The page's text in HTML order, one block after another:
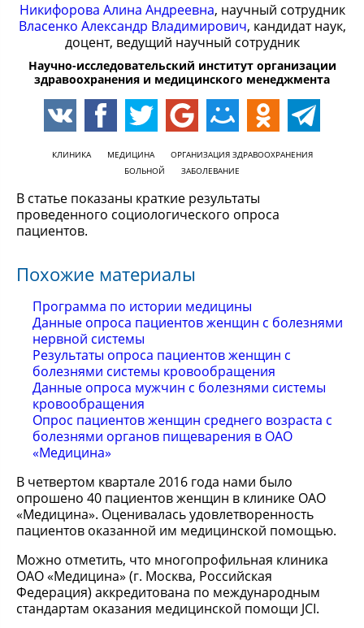
Никифорова Алина Андреевна, научный сотрудник
Власенко Александр Владимирович, кандидат наук,
доцент, ведущий научный сотрудник
Научно-исследовательский институт организации
здравоохранения и медицинского менеджмента
КЛИНИКА МЕДИЦИНА
ОРГАНИЗАЦИЯ ЗДРАВООХРАНЕНИЯ
БОЛЬНОЙ
ЗАБОЛЕВАНИЕ
В статье показаны краткие результаты
проведенного социологического опроса
пациентов.
Похожие материалы
Программа по истории медицины
Данные опроса пациентов женщин с болезнями
нервной системы
Результаты опроса пациентов женщин с
болезнями системы кровообращения
Данные опроса мужчин с болезнями системы
кровообращения
Опрос пациентов женщин среднего возраста с
болезнями органов пищеварения в ОАО
«Медицина»
В четвертом квартале 2016 года нами было
опрошено 40 пациентов женщин в клинике ОАО
«Медицина». Оценивалась удовлетворенность
пациентов оказанной им медицинской помощью.
Можно отметить, что многопрофильная клиника
ОАО «Медицина» (г. Москва, Российская
Федерация) аккредитована по международным
стандартам оказания медицинской помощи JCI.